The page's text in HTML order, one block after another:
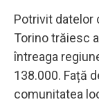
Potrivit datelor
Torino trăiesc
întreaga
138.000. Față
comunitatea